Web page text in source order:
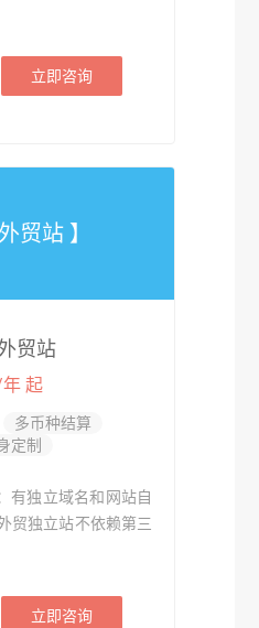
立即咨询
贸站 】
贸站
起
多币种结算
定制
有独立域名和网站自
贸独立站不依赖第三
立即咨询